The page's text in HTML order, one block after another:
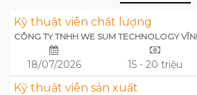
Kỹ thuật viên chất lượng
CÔNG TY TNHH WE SUM TECHNOLOGY
18/07/2026 15 - 20 triệu
Kỹ thuật viên sản xuất